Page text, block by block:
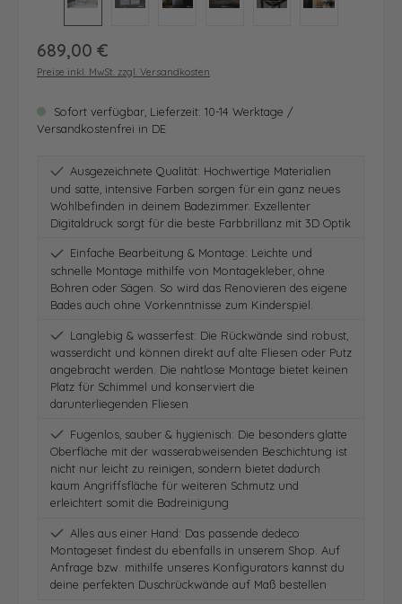
Regulärer Preis:
689,00 €
Preise inkl. MwSt. zzgl. Versandkosten
Sofort verfügbar, Lieferzeit: 10-14 Werktage /
Versandkostenfrei in DE
Ausgezeichnete Qualität: Hochwertige Materialien
und satte, intensive Farben sorgen für ein ganz neues
Wohlbefinden in deinem Badezimmer. Exzellenter
Digitaldruck sorgt für die beste Farbbrillanz mit 3D Optik
Einfache Bearbeitung & Montage: Leichte und
schnelle Montage mithilfe von Montagekleber, ohne
Bohren oder Sägen. So wird das Renovieren des eigene
Bades auch ohne Vorkenntnisse zum Kinderspiel.
Langlebig & wasserfest: Die Rückwände sind robust,
wasserdicht und können direkt auf alte Fliesen oder Putz
angebracht werden. Die nahtlose Montage bietet keinen
Platz für Schimmel und konserviert die
darunterliegenden Fliesen
Fugenlos, sauber & hygienisch: Die besonders glatte
Oberfläche mit der wasserabweisenden Beschichtung ist
nicht nur leicht zu reinigen, sondern bietet dadurch
kaum Angriffsfläche für weiteren Schmutz und
erleichtert somit die Badreinigung
Alles aus einer Hand: Das passende dedeco
Montageset findest du ebenfalls in unserem Shop. Auf
Anfrage bzw. mithilfe unseres Konfigurators kannst du
deine perfekten Duschrückwände auf Maß bestellen